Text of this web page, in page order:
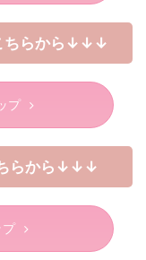
ちらから↓↓↓
プ
ちらから↓↓↓
プ